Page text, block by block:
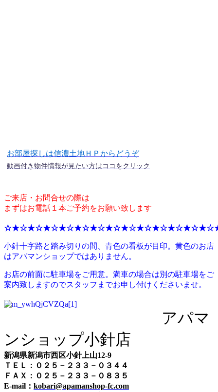
お部屋探しは信濃土地ＨＰからどうぞ
動画付き物件情報が見たい方はココをクリック
ご来店・お問合せの際は
まずはお電話１本ご予約をお願い致します
小針十字路と踏み切りの間、青色の看板が目印。黄色のお店
はアパマンショップではありません。
お店の前面に駐車場をご用意。満車の場合は別の駐車場をご
案内致しますのでスタッフまでお申し付けくださいませ。
アパマ
ンショップ小針店
新潟県新潟市西区小針上山12-9
ＴＥＬ：０２５－２３３－０３４４
ＦＡＸ：０２５－２３３－０８３５
E-mail： kobari@apamanshop-fc.com